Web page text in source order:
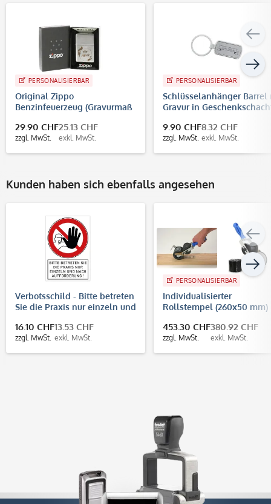
PERSONALISIERBAR
Original Zippo
Benzinfeuerzeug (Gravurmaß
29.90 CHF
zzgl. MwSt.
25.13 CHF
exkl. MwSt.
PERSONALISIERBAR
Schlüsselanhänger Barrel
Gravur in
9.90 CHF
zzgl. MwSt.
8.32 CHF
exkl. MwSt.
Kunden haben sich ebenfalls angesehen
Verbotsschild - Bitte betreten
Sie die Praxis nur einzeln und
(200x300x4 mm)
16.10 CHF
zzgl. MwSt.
13.53 CHF
exkl. MwSt.
PERSONALISIERBAR
Individualisierter
Rollstempel (260x50 mm)
453.30 CHF
zzgl. MwSt.
380.92 CHF
exkl. MwSt.